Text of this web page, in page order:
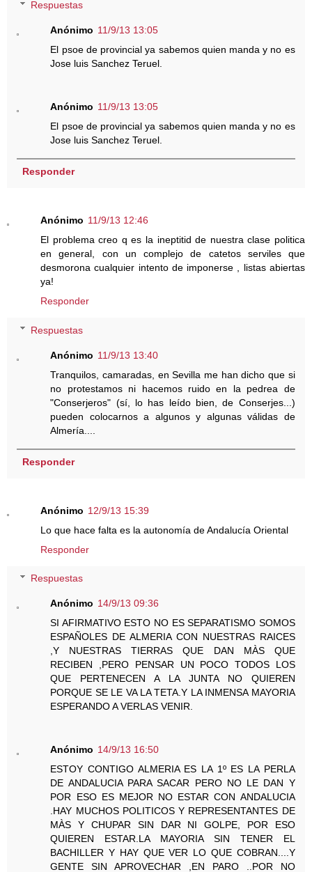
Respuestas
Anónimo 11/9/13 13:05
El psoe de provincial ya sabemos quien manda y no es
Jose luis Sanchez Teruel.
Anónimo 11/9/13 13:05
El psoe de provincial ya sabemos quien manda y no es
Jose luis Sanchez Teruel.
Responder
Anónimo 11/9/13 12:46
El problema creo q es la ineptitid de nuestra clase politica
en general, con un complejo de catetos serviles que
desmorona cualquier intento de imponerse , listas abiertas
ya!
Responder
Respuestas
Anónimo 11/9/13 13:40
Tranquilos, camaradas, en Sevilla me han dicho que si
no protestamos ni hacemos ruido en la pedrea de
"Conserjeros" (sí, lo has leído bien, de Conserjes...)
pueden colocarnos a algunos y algunas válidas de
Almería....
Responder
Anónimo 12/9/13 15:39
Lo que hace falta es la autonomía de Andalucía Oriental
Responder
Respuestas
Anónimo 14/9/13 09:36
SI AFIRMATIVO ESTO NO ES SEPARATISMO SOMOS
ESPAÑOLES DE ALMERIA CON NUESTRAS RAICES
,Y NUESTRAS TIERRAS QUE DAN MÀS QUE
RECIBEN ,PERO PENSAR UN POCO TODOS LOS
QUE PERTENECEN A LA JUNTA NO QUIEREN
PORQUE SE LE VA LA TETA.Y LA INMENSA MAYORIA
ESPERANDO A VERLAS VENIR.
Anónimo 14/9/13 16:50
ESTOY CONTIGO ALMERIA ES LA 1º ES LA PERLA
DE ANDALUCIA PARA SACAR PERO NO LE DAN Y
POR ESO ES MEJOR NO ESTAR CON ANDALUCIA
.HAY MUCHOS POLITICOS Y REPRESENTANTES DE
MÀS Y CHUPAR SIN DAR NI GOLPE, POR ESO
QUIEREN ESTAR.LA MAYORIA SIN TENER EL
BACHILLER Y HAY QUE VER LO QUE COBRAN....Y
GENTE SIN APROVECHAR ,EN PARO ..POR NO